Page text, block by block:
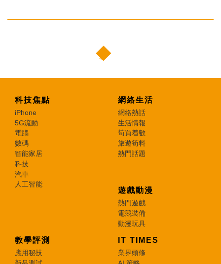
科技焦點
iPhone
5G流動
電腦
數碼
智能家居
科技
汽車
人工智能
網絡生活
網絡熱話
生活情報
筍買着數
旅遊筍料
熱門話題
遊戲動漫
熱門遊戲
電競裝備
動漫玩具
教學評測
應用秘技
IT TIMES
業界頭條